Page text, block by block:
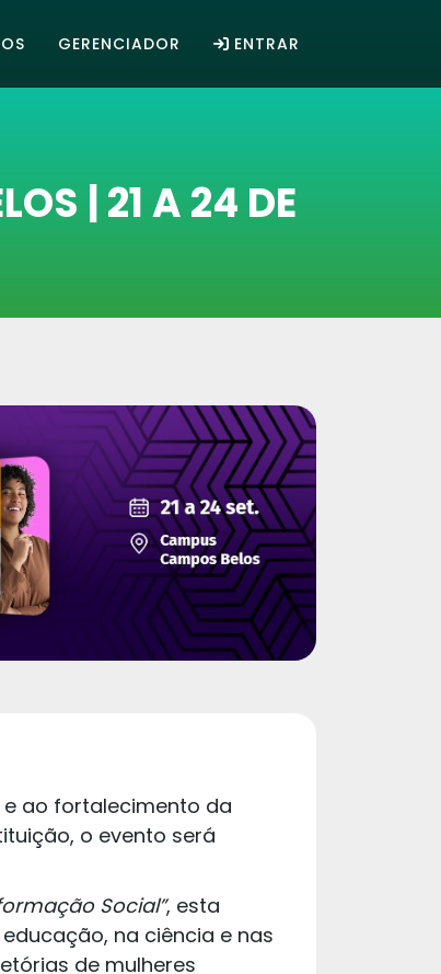
GERENCIADOR ENTRAR
| 21 A 24 DE
e ao fortalecimento da
o evento será
Social”, esta
na ciência e nas
de mulheres